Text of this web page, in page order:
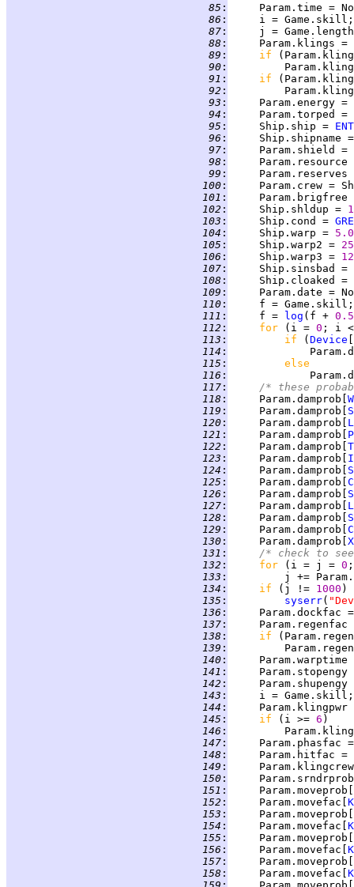
  85
:
Param.time =
  86
:
  87
:
  88
:
Param.klings
  89
: if
  90
:
  91
: if
  92
:
  93
:
Param.energy
  94
:
Param.torped
  95
:
     Ship.ship =
  96
:
Ship.shipname
  97
:
Param.shield
  98
:
  99
:
Param.reserves
100 :
Param.crew =
101 :
102 :
     Ship.shldup =
1
103 :
     Ship.cond =
104 :
     Ship.warp =
5.0
105 :
     Ship.warp2 =
106 :
     Ship.warp3 =
107 :
     Ship.sinsbad =
108 :
     Ship.cloaked =
109 :
Param.date =
110 :
111 :
     f =
log (f + 0.5
112 : for (i = 0 ; i
113 : if ( Device
114 :
115 :
else
116 :
117 :
/* these
118 :
     Param.damprob[
119 :
     Param.damprob[
120 :
     Param.damprob[
121 :
     Param.damprob[
122 :
     Param.damprob[
123 :
     Param.damprob[
124 :
     Param.damprob[
125 :
     Param.damprob[
126 :
     Param.damprob[
127 :
     Param.damprob[
128 :
     Param.damprob[
129 :
     Param.damprob[
130 :
     Param.damprob[
131 :
/* check to
132 : for (i = j = 0
133 :
134 : if (j != 1000
135 : syserr(
136 :
Param.dockfac
137 :
Param.regenfac
138 : if
139 :
140 :
141 :
142 :
143 :
144 :
145 : if (i >= 6
146 :
147 :
Param.phasfac
148 :
     Param.hitfac =
149 :
150 :
151 :
     Param.moveprob[
152 :
     Param.movefac[
153 :
     Param.moveprob[
154 :
     Param.movefac[
155 :
     Param.moveprob[
156 :
     Param.movefac[
157 :
     Param.moveprob[
158 :
     Param.movefac[